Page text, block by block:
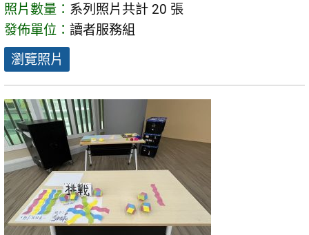
照片數量： 系列照片共計 20 張
發佈單位： 讀者服務組
瀏覽照片